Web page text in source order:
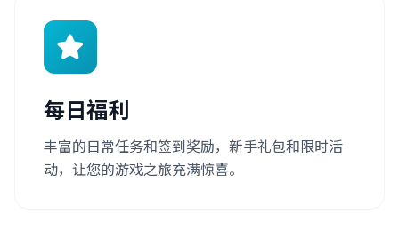
每日福利
丰富的日常任务和签到奖励，新手礼包和限时活
动，让您的游戏之旅充满惊喜。